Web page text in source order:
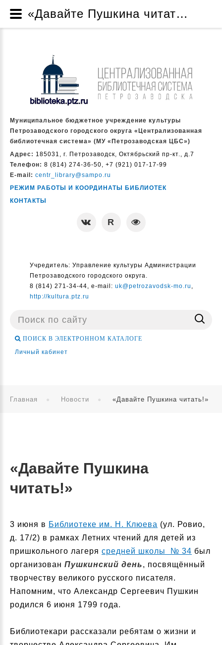
Муниципальное бюджетное учреждение культуры
Петрозаводского городского округа «Централизованная
библиотечная система» (МУ «Петрозаводская ЦБС»)
Адрес: 185031, г. Петрозаводск, Октябрьский пр-кт., д.7
Телефон: 8 (814) 274-36-50, +7 (921) 017-17-99
E-mail: centr_library@sampo.ru
РЕЖИМ РАБОТЫ И КООРДИНАТЫ БИБЛИОТЕК
КОНТАКТЫ
Учредитель: Управление культуры Администрации
Петрозаводского городского округа.
8 (814) 271-34-44, e-mail: uk@petrozavodsk-mo.ru ,
http://kultura.ptz.ru
Поиск
ПОИСК В ЭЛЕКТРОННОМ КАТАЛОГЕ
Личный кабинет
Главная Новости «Давайте Пушкина читать!»
«Давайте Пушкина
читать!»
3 июня в Библиотеке им. Н. Клюева (ул. Ровио,
д. 17/2) в рамках Летних чтений для детей из
пришкольного лагеря средней школы № 34 был
организован Пушкинский день, посвящённый
творчеству великого русского писателя.
Напомним, что Александр Сергеевич Пушкин
родился 6 июня 1799 года.
Библиотекари рассказали ребятам о жизни и
«Давайте Пушкина читать!» - Новости - Муниципальное бюджетное учреждение культуры Петрозаводского городского округа «Централизованная библиотечная система» (МУ «Петрозаводская ЦБС»)